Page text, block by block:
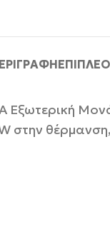
Εξωτερική
στην